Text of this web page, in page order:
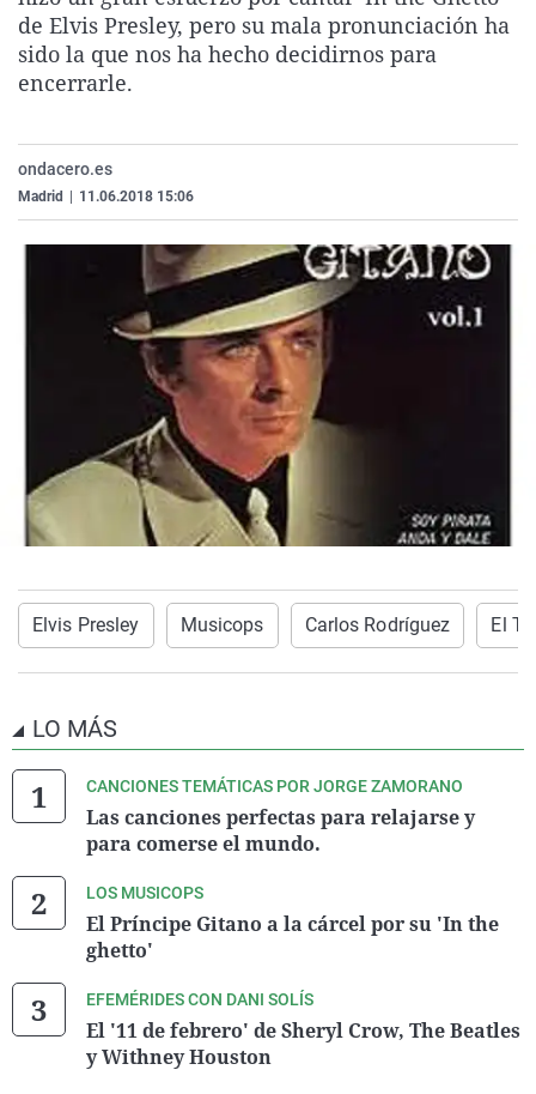
La rosa de los vientos
Gente viajera
Caso
Retornados
Operación Viuda
Extremadura
Galicia
Navarra
Virales
Televisión
de Elvis Presley, pero su mala pronunciación ha
sido la que nos ha hecho decidirnos para
encerrarle.
ondacero.es
Madrid 11.06.2018 15:06
Elvis Presley Musicops Carlos Rodríguez El
LO MÁS
CANCIONES TEMÁTICAS POR JORGE ZAMORANO
Las canciones perfectas para relajarse y
para comerse el mundo.
LOS MUSICOPS
El Príncipe Gitano a la cárcel por su 'In the
ghetto'
EFEMÉRIDES CON DANI SOLÍS
El '11 de febrero' de Sheryl Crow, The Beatles
y Withney Houston